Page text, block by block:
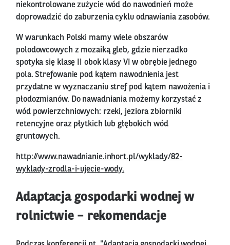
niekontrolowane zużycie wód do nawodnień może
doprowadzić do zaburzenia cyklu odnawiania zasobów.
W warunkach Polski mamy wiele obszarów
polodowcowych z mozaiką gleb, gdzie nierzadko
spotyka się klasę II obok klasy VI w obrębie jednego
pola. Strefowanie pod kątem nawodnienia jest
przydatne w wyznaczaniu stref pod kątem nawożenia i
płodozmianów. Do nawadniania możemy korzystać z
wód powierzchniowych: rzeki, jeziora zbiorniki
retencyjne oraz płytkich lub głębokich wód
gruntowych.
http://www.nawadnianie.inhort.pl/wyklady/82-
wyklady-zrodla-i-ujecie-wody.
Adaptacja gospodarki wodnej w
rolnictwie – rekomendacje